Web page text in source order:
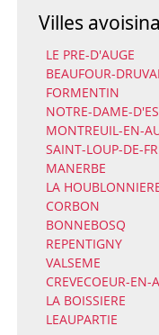
Villes
LE PRE-D'AUGE
BEAUFOUR-
FORMENTIN
NOTRE-DAME-
MONTREUIL-EN-
SAINT-LOUP-DE-
MANERBE
LA
CORBON
BONNEBOSQ
REPENTIGNY
VALSEME
CREVECOEUR-EN-
LA BOISSIERE
LEAUPARTIE